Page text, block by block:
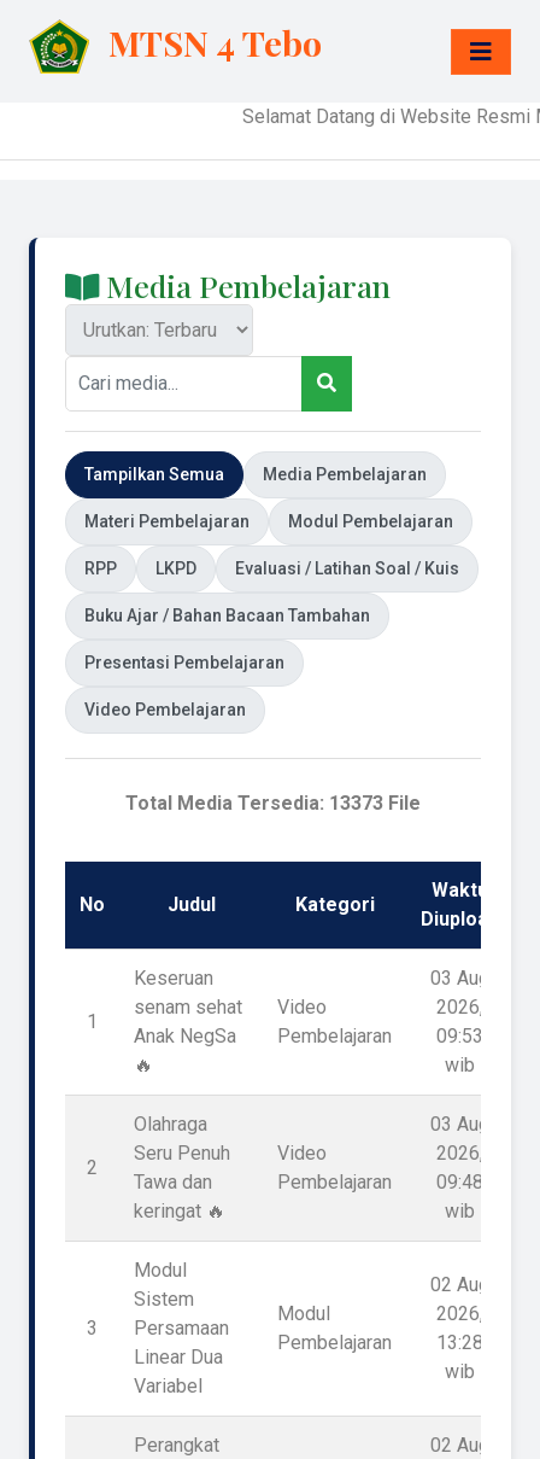
MTSN 4 Tebo
Selamat Datang di Website Resmi
Media Pembelajaran
Tampilkan Semua Media Pembelajaran
Materi Pembelajaran Modul Pembelajaran
RPP LKPD Evaluasi / Latihan Soal / Kuis
Buku Ajar / Bahan Bacaan Tambahan
Presentasi Pembelajaran
Video Pembelajaran
Total Media Tersedia: 13373 File
No Judul Kategori
Waktu
Diupload
1
Keseruan
senam sehat
Anak NegSa
🔥
Video
Pembelajaran
03 Aug
2026,
09:53
wib
2
Olahraga
Seru Penuh
Tawa dan
keringat 🔥
Video
Pembelajaran
03 Aug
2026,
09:48
wib
3
Modul
Sistem
Persamaan
Linear Dua
Variabel
Modul
Pembelajaran
02 Aug
2026,
13:28
wib
Perangkat
02 Aug